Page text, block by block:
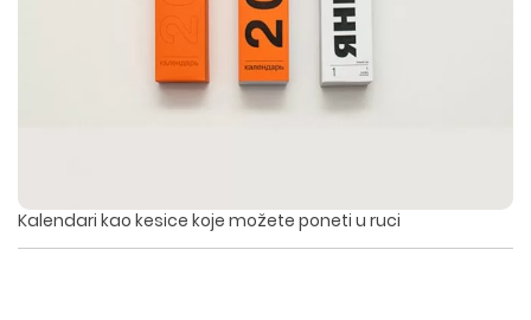
Kalendari kao kesice koje možete poneti u ruci